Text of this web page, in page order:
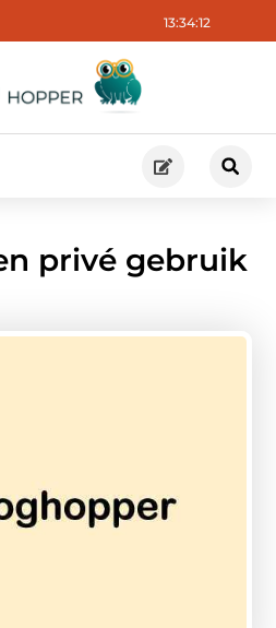
13:34:13
privé gebruik